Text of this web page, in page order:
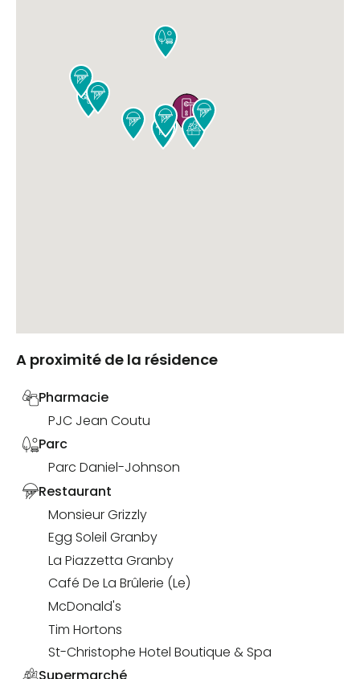











A proximité de la résidence
Pharmacie
PJC Jean Coutu
Parc
Parc Daniel-Johnson
Restaurant
Monsieur Grizzly
Egg Soleil Granby
La Piazzetta Granby
Café De La Brûlerie (Le)
McDonald's
Tim Hortons
St-Christophe Hotel Boutique & Spa